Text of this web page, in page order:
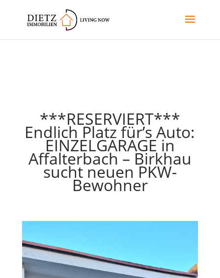
***RESERVIERT***
Endlich Platz für’s Auto:
EINZELGARAGE in
Affalterbach – Birkhau
sucht neuen PKW-
Bewohner